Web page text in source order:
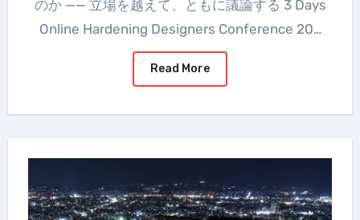
のか —— 立場を越えて、ともに議論する 3 Days
Online Hardening Designers Conference 20…
Read More